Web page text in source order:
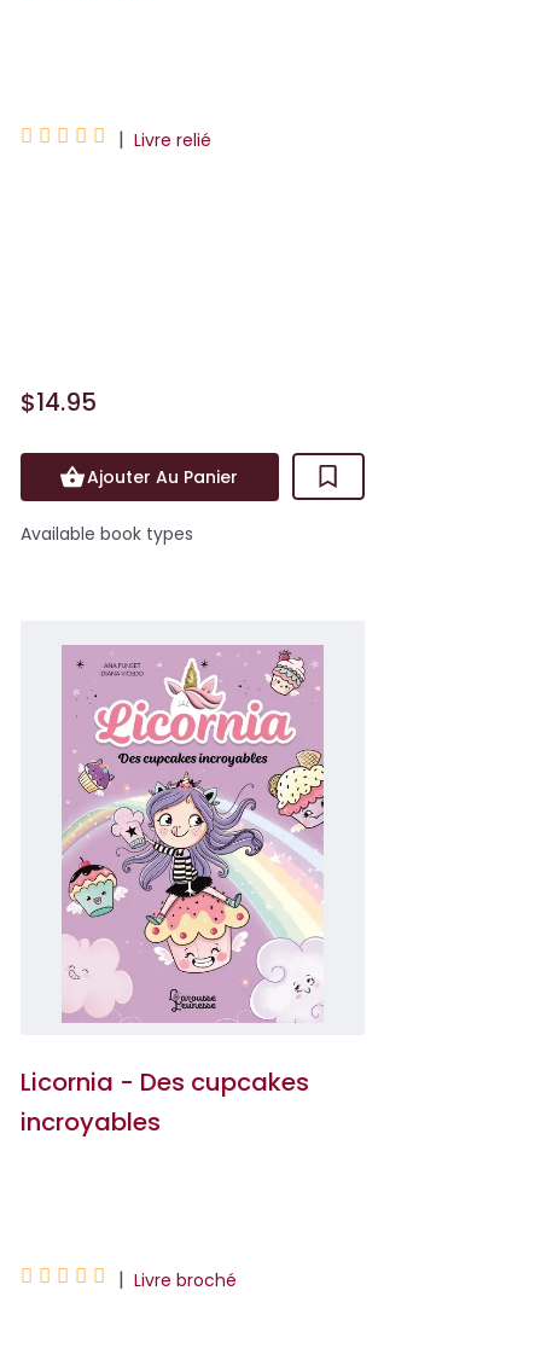
     | Livre relié
$14.95
Ajouter Au Panier
Available book types
Licornia - Des cupcakes
incroyables
     | Livre broché